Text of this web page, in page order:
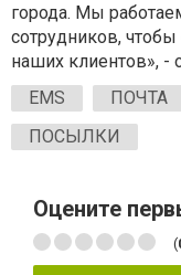
города. Мы
сотрудников,
наших клиентов», -
EMS
ПОЧТА
ПОСЫЛКИ
Оцените
(